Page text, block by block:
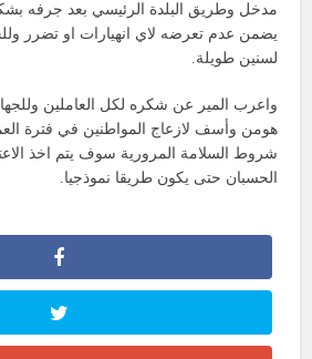
مدخل وطريق البلدة الرئيسي بعد جرفه
يضمن عدم تعرضه لاي انهيارات او تضرر
لسنين طويلة.
واعرب المير عن شكره لكل العاملين
هومن وأسف لازعاج المواطنين في فترة
شروط السلامة المرورية سوف يتم اخذ
الحسبان حتى يكون طريقا نموذجيا.